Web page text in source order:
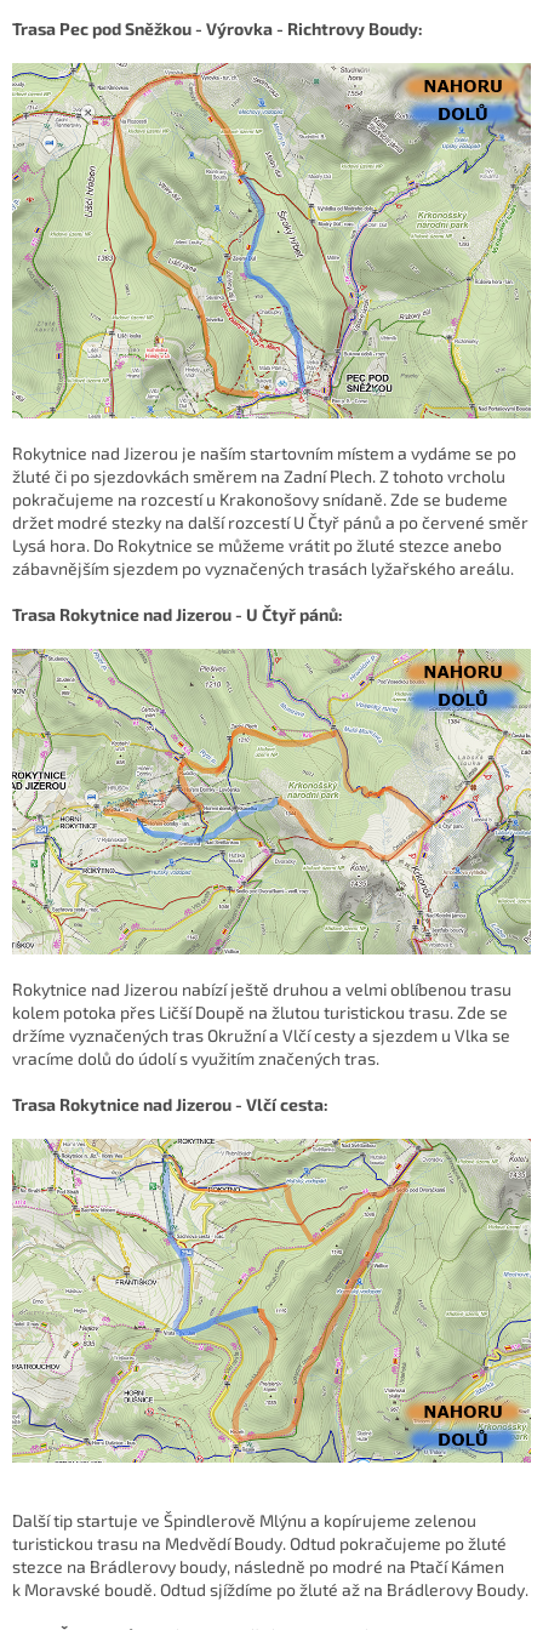
Trasa Pec pod Sněžkou - Výrovka - Richtrovy Boudy:
Rokytnice nad Jizerou je naším startovním místem a vydáme se po
žluté či po sjezdovkách směrem na Zadní Plech. Z tohoto vrcholu
pokračujeme na rozcestí u Krakonošovy snídaně. Zde se budeme
držet modré stezky na další rozcestí U Čtyř pánů a po červené směr
Lysá hora. Do Rokytnice se můžeme vrátit po žluté stezce anebo
zábavnějším sjezdem po vyznačených trasách lyžařského areálu.
Trasa Rokytnice nad Jizerou - U Čtyř pánů:
Rokytnice nad Jizerou nabízí ještě druhou a velmi oblíbenou trasu
kolem potoka přes Ličší Doupě na žlutou turistickou trasu. Zde se
držíme vyznačených tras Okružní a Vlčí cesty a sjezdem u Vlka se
vracíme dolů do údolí s využitím značených tras.
Trasa Rokytnice nad Jizerou - Vlčí cesta:
Další tip startuje ve Špindlerově Mlýnu a kopírujeme zelenou
turistickou trasu na Medvědí Boudy. Odtud pokračujeme po žluté
stezce na Brádlerovy boudy, následně po modré na Ptačí Kámen
k Moravské boudě. Odtud sjíždíme po žluté až na Brádlerovy Boudy.